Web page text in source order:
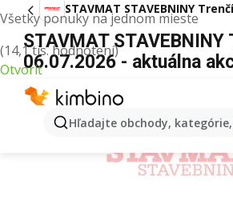
Všetky ponuky na jednom mieste
(14,1 tis. hodnotení)
Otvoriť
Hľadajte obchody,
STAVMAT STAVEBNINY
STAVMAT STAVEBNINY
06.07.2026 - aktuálna